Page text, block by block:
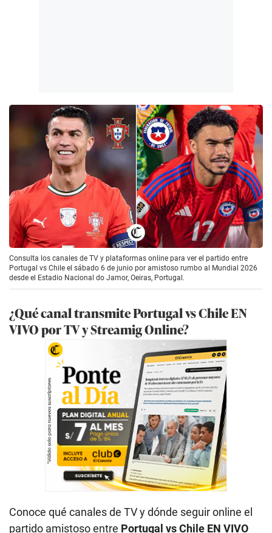
Consulta los canales de TV y plataformas online para ver el partido entre
Portugal vs Chile el sábado 6 de junio por amistoso rumbo al Mundial 2026
desde el Estadio Nacional do Jamor, Oeiras, Portugal.
¿Qué canal transmite Portugal vs Chile EN
VIVO por TV y Streamig Online?
Conoce qué canales de TV y dónde seguir online el
partido amistoso entre Portugal vs Chile EN VIVO